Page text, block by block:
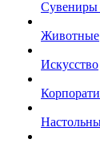
Сувениры
Животные
Искусство